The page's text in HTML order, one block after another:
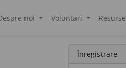
noi Voluntari Resurse
Înregistrare